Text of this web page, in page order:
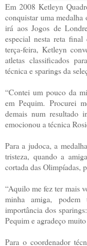
Em 2008 Ketleyn
conquistar uma
irá aos Jogos de
especial nesta reta final
terça-feira, Ketleyn
atletas classificados
técnica e sparings da
“Contei um pouco da
em Pequim. Procurei
demais num resultado
emocionou a técnica
Para a judoca, a
tristeza, quando a
cortada das Olimpíadas,
“Aquilo me fez ter mais
minha amiga,
importância dos
Pequim e agradeço
Para o coordenador